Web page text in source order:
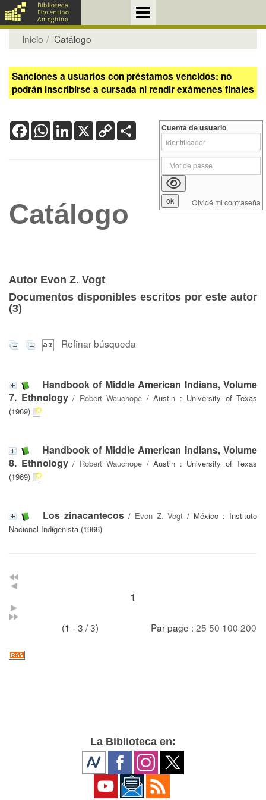
Inicio Catálogo
Sanciones a usuarios con préstamos vencidos: no
podrán inscribirse a cursada ni rendir exámenes finales
FacebookWhatsApp
LinkedIn
X Copy
Link
Catálogo
Autor Evon Z. Vogt
Documentos disponibles escritos por este autor
(3)
Refinar búsqueda
Handbook of Middle American Indians, Volume
7. Ethnology/ Robert Wauchope / Austin : University of Texas
(1969)
Handbook of Middle American Indians, Volume
8. Ethnology/ Robert Wauchope / Austin : University of Texas
(1969)
Los zinacantecos/ Evon Z. Vogt / México : Instituto
Nacional Indigenista (1966)
1
(1 - 3 / 3) Par page : 25 50 100 200
Cuenta de usuario
Olvidé mi contraseña
La Biblioteca en: